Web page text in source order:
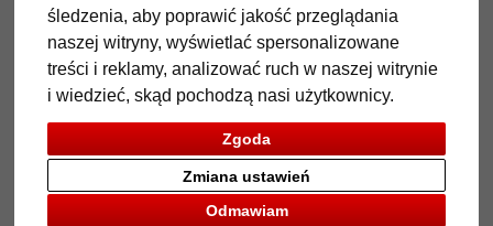
śledzenia, aby poprawić jakość przeglądania
naszej witryny, wyświetlać spersonalizowane
treści i reklamy, analizować ruch w naszej witrynie
i wiedzieć, skąd pochodzą nasi użytkownicy.
Zgoda
Odmawiam
Zmiana ustawień